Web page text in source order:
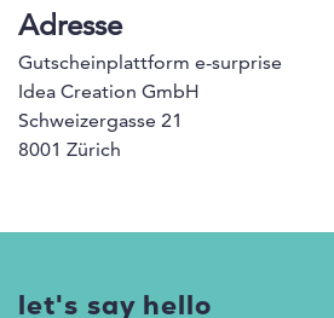
Adresse
Gutscheinplattform e-surprise
Idea Creation GmbH
Schweizergasse 21
8001 Zürich
let's say hello